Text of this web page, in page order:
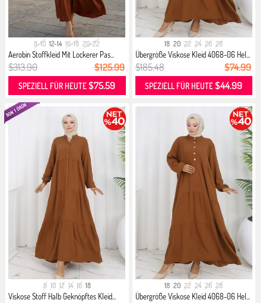
8-10 12-14 16-18 20-22
Aerobin Stoffkleid Mit Lockerer Pas...
$313.90 $125.99
SPEZIELL FÜR HEUTE$75.59
18 20 22 24 26 28
Übergröße Viskose Kleid 4068-06 Hel...
$185.48 $74.99
SPEZIELL FÜR HEUTE$44.99
8 10 12 14 16 18
Viskose Stoff Halb Geknöpftes Kleid...
18 20 22 24 26 28
Übergröße Viskose Kleid 4068-06 Hel...